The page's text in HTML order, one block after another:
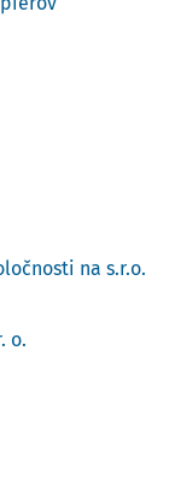
obchodného
majetok
obchodné
fondy,
minulých
na s.r.o.
o.